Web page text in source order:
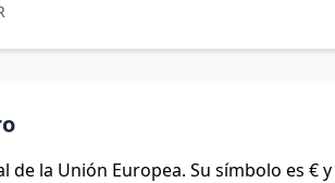
de la Unión Europea. Su símbolo es €